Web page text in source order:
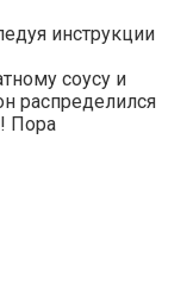
инструкции
соусу и
распределился
Пора